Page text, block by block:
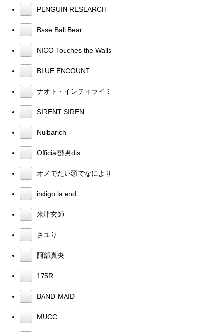
PENGUIN RESEARCH
Base Ball Bear
NICO Touches the Walls
BLUE ENCOUNT
ナオト・インティライミ
SIRENT SIREN
Nulbarich
Official髭男dis
オメでたい頭でなにより
indigo la end
米津玄師
さユり
阿部真央
175R
BAND-MAID
MUCC